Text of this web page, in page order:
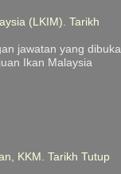
(LKIM). Tarikh
jawatan yang dibuka
Ikan Malaysia
KKM. Tarikh Tutup